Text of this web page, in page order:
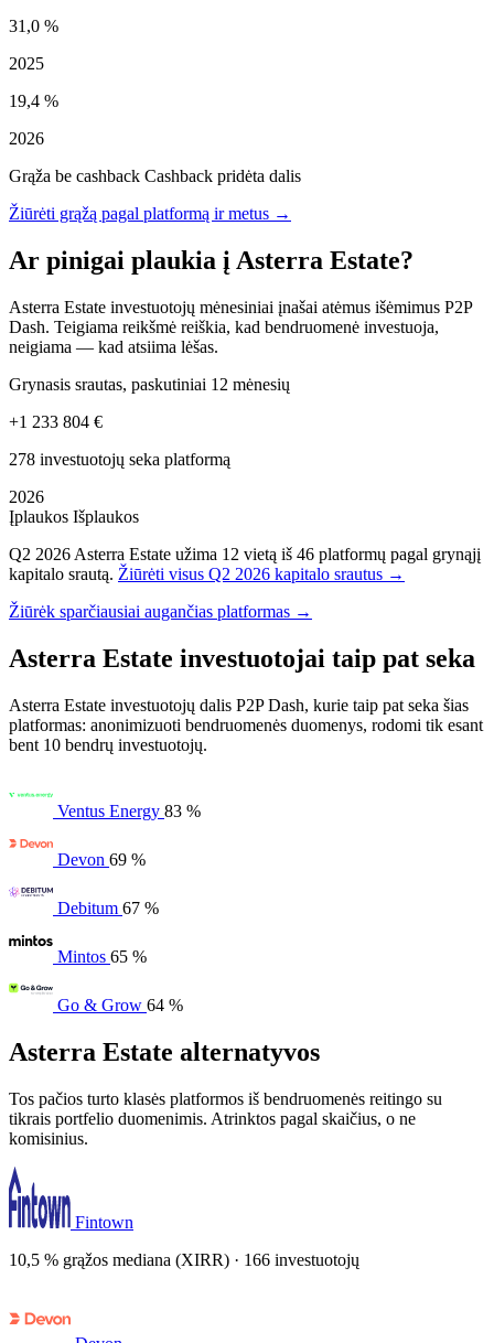
31,0 %
2025
19,4 %
2026
Grąža be cashback Cashback pridėta dalis
Žiūrėti grąžą pagal platformą ir metus →
Ar pinigai plaukia į Asterra Estate?
Asterra Estate investuotojų mėnesiniai įnašai atėmus išėmimus P2P
Dash. Teigiama reikšmė reiškia, kad bendruomenė investuoja,
neigiama — kad atsiima lėšas.
Grynasis srautas, paskutiniai 12 mėnesių
+1 233 804 €
278 investuotojų seka platformą
2026
Įplaukos Išplaukos
Q2 2026 Asterra Estate užima 12 vietą iš 46 platformų pagal grynąjį
kapitalo srautą. Žiūrėti visus Q2 2026 kapitalo srautus →
Žiūrėk sparčiausiai augančias platformas →
Asterra Estate investuotojai taip pat seka
Asterra Estate investuotojų dalis P2P Dash, kurie taip pat seka šias
platformas: anonimizuoti bendruomenės duomenys, rodomi tik esant
bent 10 bendrų investuotojų.
Ventus Energy 83 %
Devon 69 %
Debitum 67 %
Mintos 65 %
Go & Grow 64 %
Asterra Estate alternatyvos
Tos pačios turto klasės platformos iš bendruomenės reitingo su
tikrais portfelio duomenimis. Atrinktos pagal skaičius, o ne
komisinius.
Fintown
10,5 % grąžos mediana (XIRR) · 166 investuotojų